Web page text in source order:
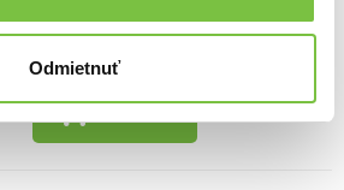
Odmietnuť
na sklade, posielame ihneď.